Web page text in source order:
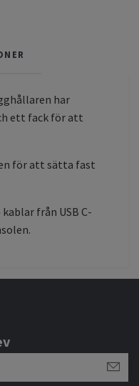
har
ett fack för att
för att sätta fast
från USB C-